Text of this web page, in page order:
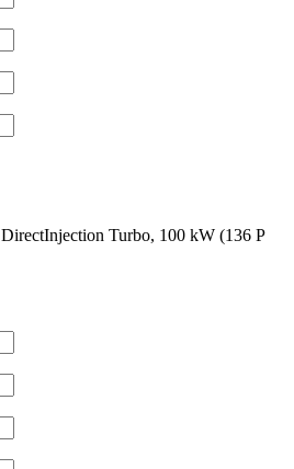
Turbo, 100 kW (136 P